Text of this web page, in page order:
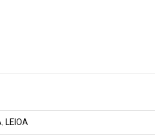
, LEIOA